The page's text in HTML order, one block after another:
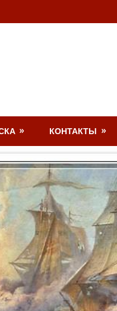
КОНТАКТЫ